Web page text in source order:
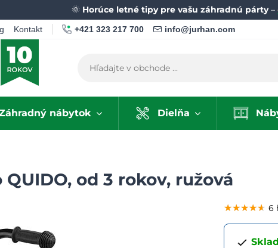
🌞 Horúce letné tipy pre vašu záhradnú párty–
Kontakt +421 323 217 700 info@jurhan.com
nábytok Dielňa
od 3 rokov, ružová
★★★★★
★★★★★
★★★★★ 6